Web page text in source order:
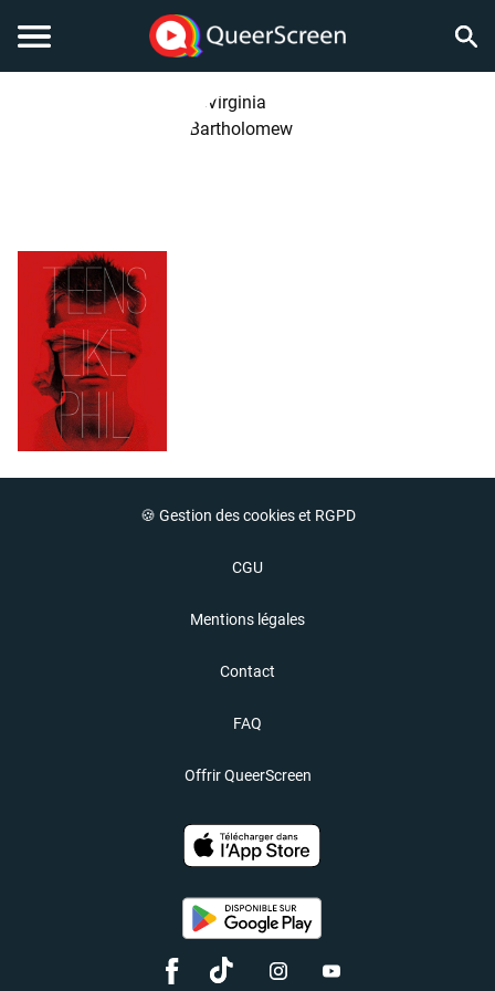
🍪 Gestion des cookies et RGPD
CGU
Mentions légales
Contact
FAQ
Offrir QueerScreen